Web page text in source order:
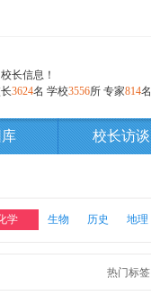
长信息！
3624名 学校3556所 专家814名
校长访谈
学 生物 历史 地理
热门标签